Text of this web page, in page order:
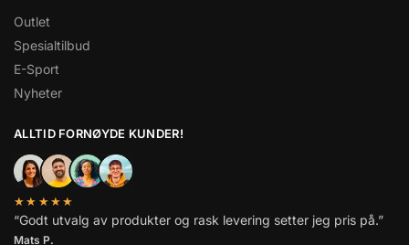
Outlet
Spesialtilbud
E-Sport
Nyheter
ALLTID FORNØYDE KUNDER!
★★★★★
“Godt utvalg av produkter og rask levering setter jeg pris på.”
Mats P.